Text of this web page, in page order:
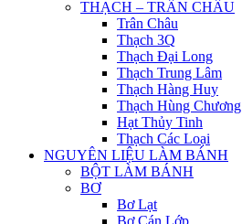
THẠCH – TRÂN CHÂU
Trân Châu
Thạch 3Q
Thạch Đại Long
Thạch Trung Lâm
Thạch Hàng Huy
Thạch Hùng Chương
Hạt Thủy Tinh
Thạch Các Loại
NGUYÊN LIỆU LÀM BÁNH
BỘT LÀM BÁNH
BƠ
Bơ Lạt
Bơ Cán Lớp